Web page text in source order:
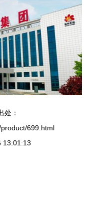
处：
699.html
13:01:13